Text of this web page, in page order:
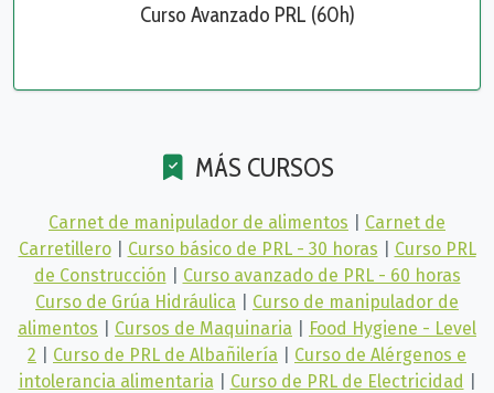
Curso Avanzado PRL (60h)
MÁS CURSOS
Carnet de manipulador de alimentos
Carnet de
Carretillero
Curso básico de PRL - 30 horas
Curso PRL
de Construcción
Curso avanzado de PRL - 60 horas
Curso de Grúa Hidráulica
Curso de manipulador de
alimentos
Cursos de Maquinaria
Food Hygiene - Level
2
Curso de PRL de Albañilería
Curso de Alérgenos e
intolerancia alimentaria
Curso de PRL de Electricidad